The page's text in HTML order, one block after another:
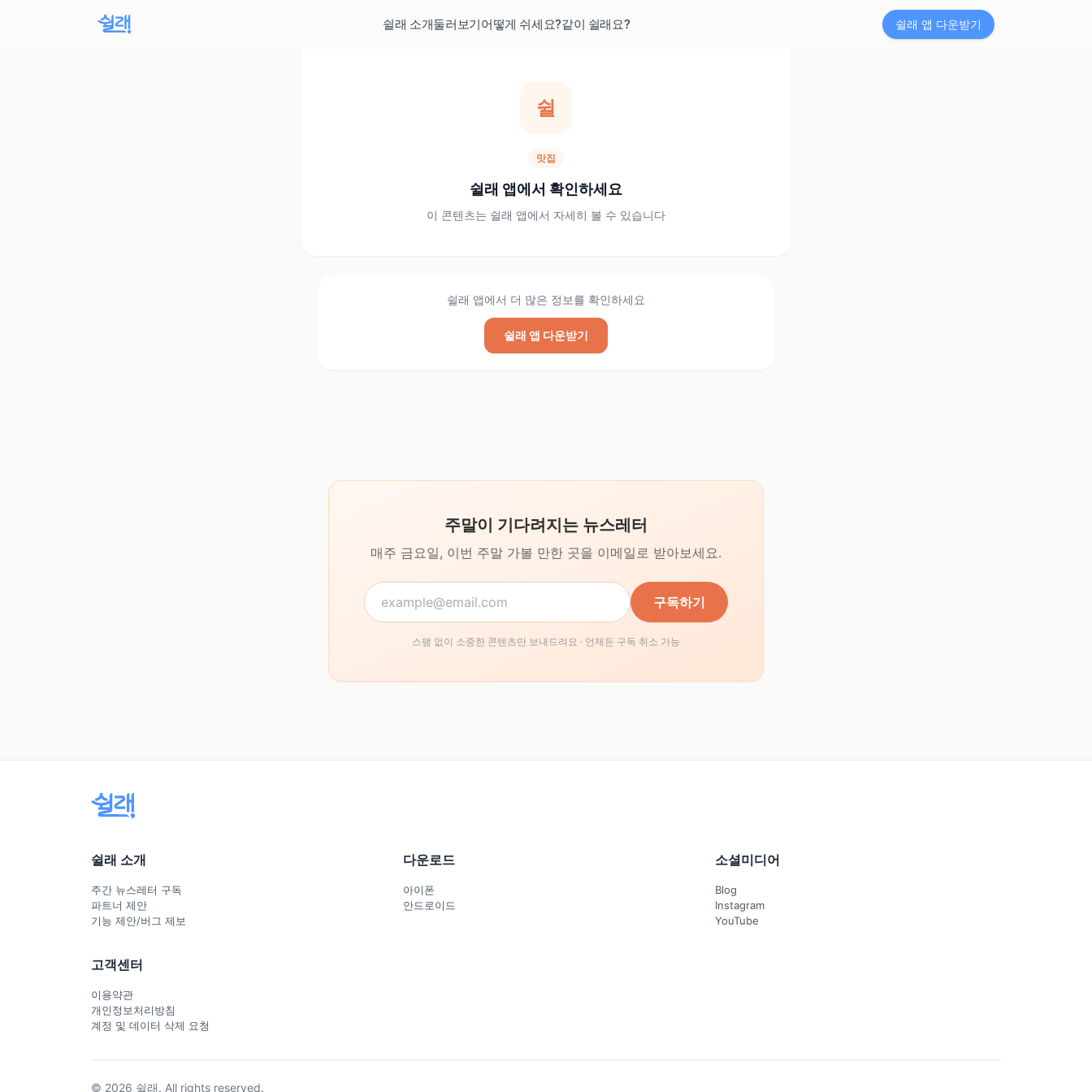
쉴래 소개둘러보기어떻게 쉬세요?같이 쉴래요? 쉴래 앱 다운받기
쉴
맛집
쉴래 앱에서 확인하세요
이 콘텐츠는 쉴래 앱에서 자세히 볼 수 있습니다
쉴래 앱에서 더 많은 정보를 확인하세요
쉴래 앱 다운받기
주말이 기다려지는 뉴스레터
매주 금요일, 이번 주말 가볼 만한 곳을 이메일로 받아보세요.
구독하기
스팸 없이 소중한 콘텐츠만 보내드려요 · 언제든 구독 취소 가능
쉴래 소개
주간 뉴스레터 구독
파트너 제안
기능 제안/버그 제보
다운로드
아이폰
안드로이드
소셜미디어
Blog
Instagram
YouTube
고객센터
이용약관
개인정보처리방침
계정 및 데이터 삭제 요청
© 2026 쉴래. All rights reserved.